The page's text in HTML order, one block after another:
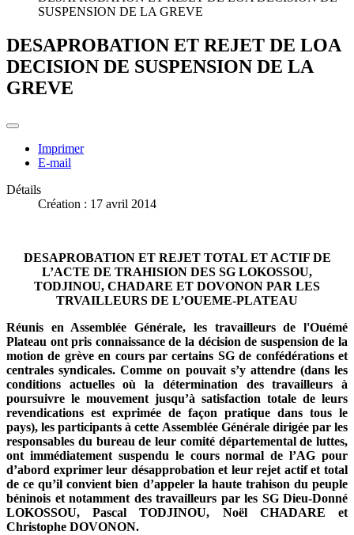
SUSPENSION DE LA GREVE
DESAPROBATION ET REJET DE LOA
DECISION DE SUSPENSION DE LA
GREVE
Imprimer
E-mail
Détails
Création : 17 avril 2014
DESAPROBATION ET REJET TOTAL ET ACTIF DE
L’ACTE DE TRAHISION DES SG LOKOSSOU,
TODJINOU, CHADARE ET DOVONON PAR LES
TRVAILLEURS DE L’OUEME-PLATEAU
Réunis en Assemblée Générale, les travailleurs de l'Ouémé
Plateau ont pris connaissance de la décision de suspension de la
motion de grève en cours par certains SG de confédérations et
centrales syndicales. Comme on pouvait s’y attendre (dans les
conditions actuelles où la détermination des travailleurs à
poursuivre le mouvement jusqu’à satisfaction totale de leurs
revendications est exprimée de façon pratique dans tous le
pays), les participants à cette Assemblée Générale dirigée par les
responsables du bureau de leur comité départemental de luttes,
ont immédiatement suspendu le cours normal de l’AG pour
d’abord exprimer leur désapprobation et leur rejet actif et total
de ce qu’il convient bien d’appeler la haute trahison du peuple
béninois et notamment des travailleurs par les SG Dieu-Donné
LOKOSSOU, Pascal TODJINOU, Noël CHADARE et
Christophe DOVONON.